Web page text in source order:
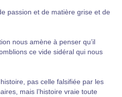
passion et de matière grise et de
nous amène à penser qu’il
ce vide sidéral qui nous
pas celle falsifiée par les
mais l’histoire vraie toute